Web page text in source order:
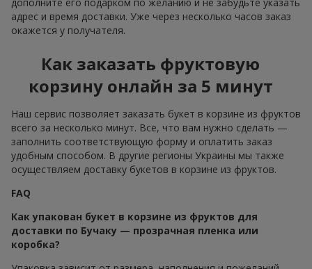
дополните его подарком по желанию и не забудьте указать
адрес и время доставки. Уже через несколько часов заказ
окажется у получателя.
Как заказать фруктовую
корзину онлайн за 5 минут
Наш сервис позволяет заказать букет в корзине из фруктов
всего за несколько минут. Все, что вам нужно сделать —
заполнить соответствующую форму и оплатить заказ
удобным способом. В другие регионы Украины мы также
осуществляем доставку букетов в корзине из фруктов.
FAQ
Как упакован букет в корзине из фруктов для
доставки по Бучаку — прозрачная пленка или
коробка?